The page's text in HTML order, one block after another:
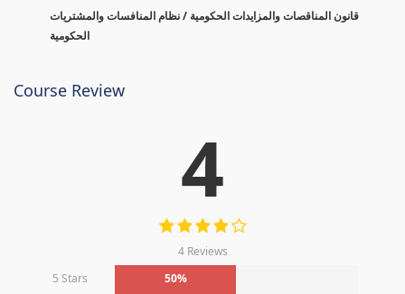
قانون المناقصات والمزايدات الحكومية / نظام المنافسات والمشتريات
الحكومية
Course Review
4
4 Reviews
5 Stars
50%